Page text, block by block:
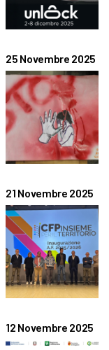
25 Novembre 2025
21 Novembre 2025
12 Novembre 2025